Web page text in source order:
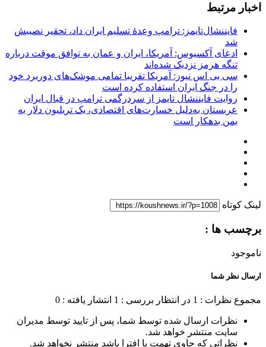
اخبار مرتبط
فایننشال‌تایمز: ترامپ وعدۀ تسلیم ایران داد، تحقیر نصیبش
شد
ادعای آکسیوس: آمریکا، ایران و عمان به توافق موقت درباره
تنگه هرمز نزدیک شده‌اند
سی بی اس نیوز: آمریکا تقریبا تمامی موشک‌های دوربرد خود
را در جنگ ایران استفاده کرده است
روایت فایننشال تایمز از سردرگمی ترامپ در قبال ایران
عربستان به‌دلیل خسارت‌های اقتصادی، یک تریلیون دلار به
یمن بدهکار است
لینک کوتاه
برچسب ها :
ناموجود
ارسال نظر شما
مجموع نظرات : 1 در انتظار بررسی : 1 انتشار یافته : 0
نظرات ارسال شده توسط شما، پس از تایید توسط مدیران
سایت منتشر خواهد شد.
نظراتی که حاوی تهمت یا افترا باشد منتشر نخواهد شد.